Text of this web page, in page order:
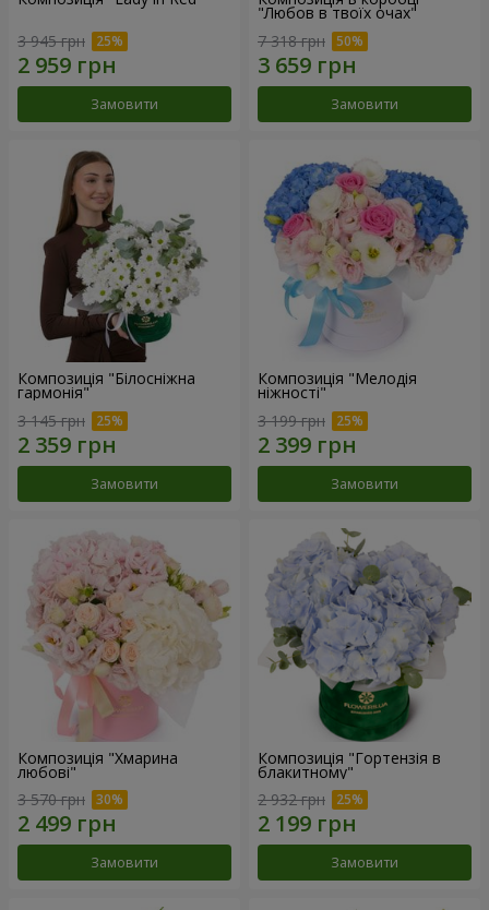
3 945 грн
Замовити
"Любов в твоїх очах"
7 318 грн
Замовити
Композиція "Білосніжна
гармонія"
3 145 грн
Замовити
Композиція "Мелодія
ніжності"
3 199 грн
Замовити
Композиція "Хмарина
любові"
3 570 грн
Замовити
Композиція "Гортензія в
блакитному"
2 932 грн
Замовити